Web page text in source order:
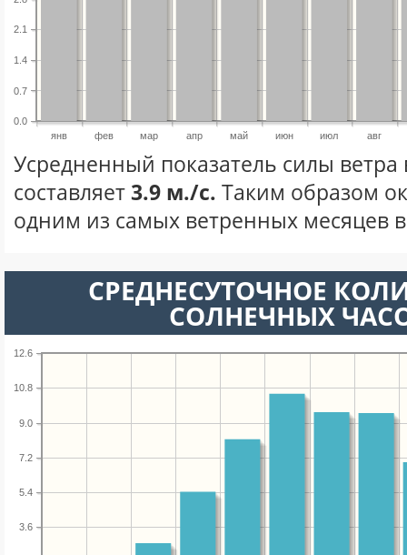
янв фев мар апр май июн июл авг
0.0
0.7
1.4
2.1
Усредненный показатель силы ветра
составляет3.9 м./с. Таким образом
одним из самых ветренных месяцев в
СРЕДНЕСУТОЧНОЕ
СОЛНЕЧНЫХ
3.6
5.4
7.2
9.0
10.8
12.6